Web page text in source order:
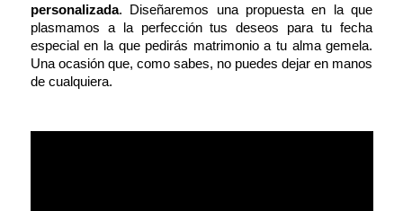
personalizada. Diseñaremos una propuesta en la que
plasmamos a la perfección tus deseos para tu fecha
especial en la que pedirás matrimonio a tu alma gemela.
Una ocasión que, como sabes, no puedes dejar en manos
de cualquiera.